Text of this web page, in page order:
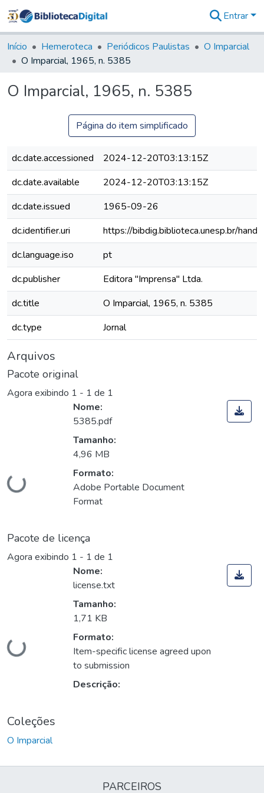
&
Coleções
Tudo na
Digital
Entrar
Início Hemeroteca Periódicos Paulistas
O Imparcial
O Imparcial, 1965, n. 5385
O Imparcial, 1965, n. 5385
Página do item simplificado
dc.date.accessioned
2024-12-20T03:13:15Z
dc.date.available
2024-12-20T03:13:15Z
dc.date.issued
1965-09-26
dc.identifier.uri
https://bibdig.biblioteca.unesp.br/
dc.language.iso
pt
dc.publisher
Editora "Imprensa" Ltda.
dc.title
O Imparcial, 1965, n. 5385
dc.type
Jornal
Arquivos
Pacote original
Agora exibindo 1 - 1 de 1
Carregando...
Nome:
5385.pdf
Tamanho:
4,96 MB
Formato:
Adobe Portable Document
Format
Pacote de licença
Agora exibindo 1 - 1 de 1
Carregando...
Nome:
license.txt
Tamanho:
1,71 KB
Formato:
Item-specific license agreed upon
to submission
Descrição:
Coleções
O Imparcial
PARCEIROS